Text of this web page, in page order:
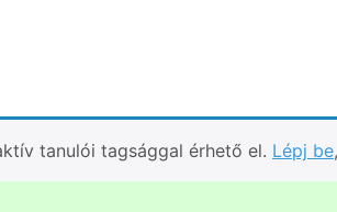
tanulói tagsággal érhető el. Lépj be